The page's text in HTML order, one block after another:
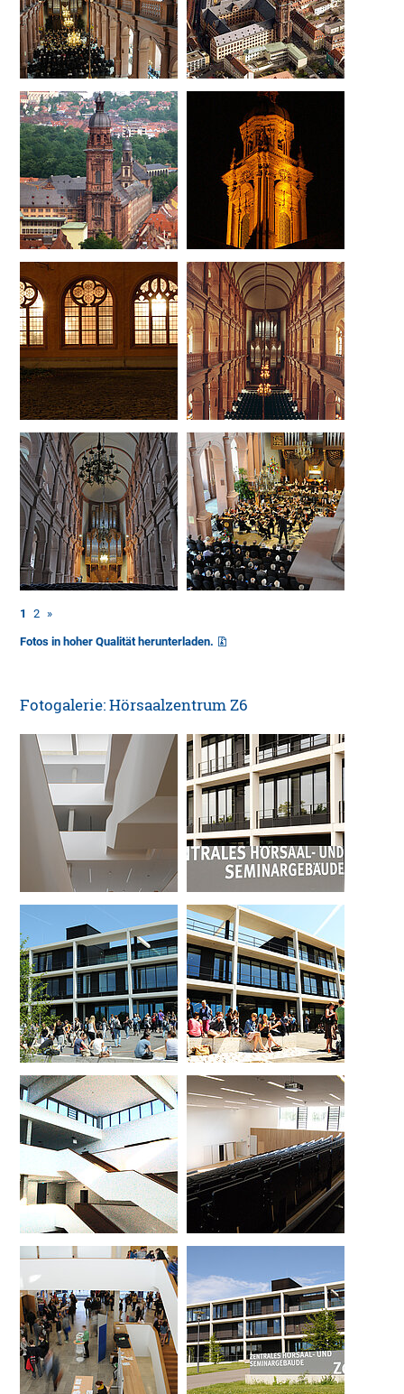
1 2 »
Fotos in hoher Qualität herunterladen.
Fotogalerie: Hörsaalzentrum Z6